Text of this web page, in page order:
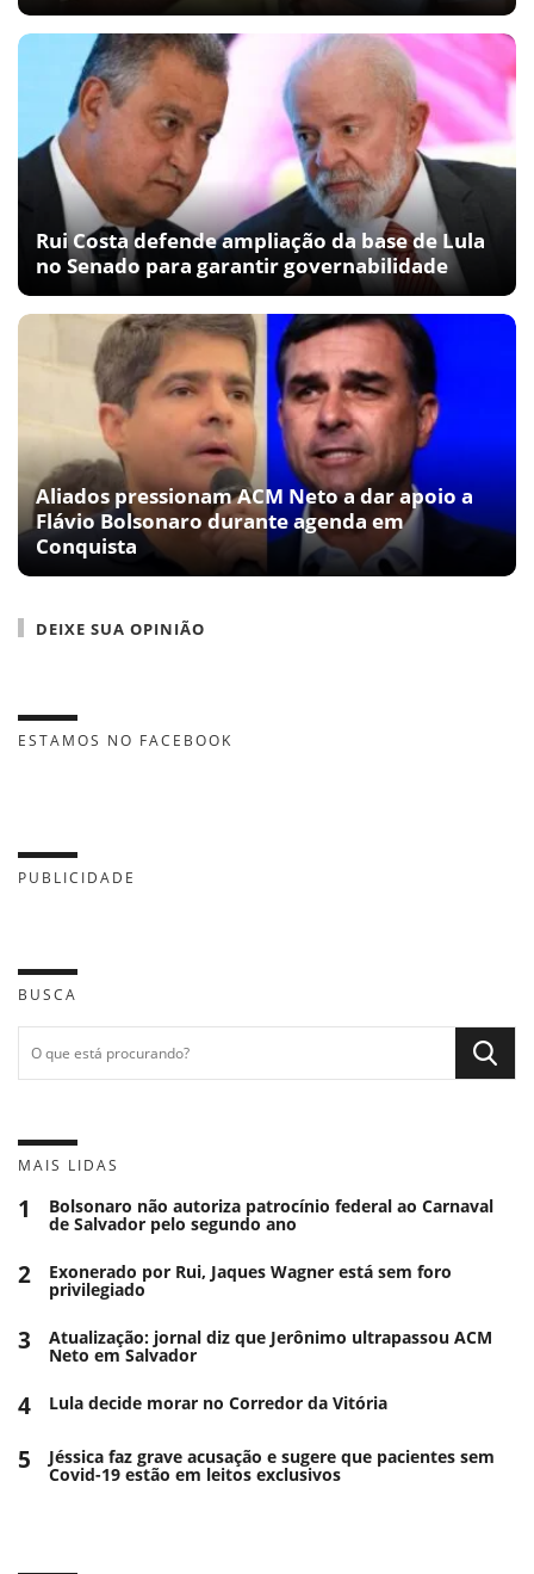
Rui Costa defende ampliação da base de Lula
no Senado para garantir governabilidade
Aliados pressionam ACM Neto a dar apoio a
Flávio Bolsonaro durante agenda em
Conquista
DEIXE SUA OPINIÃO
ESTAMOS NO FACEBOOK
PUBLICIDADE
BUSCA
MAIS LIDAS
1 Bolsonaro não autoriza patrocínio federal ao Carnaval
de Salvador pelo segundo ano
2 Exonerado por Rui, Jaques Wagner está sem foro
privilegiado
3 Atualização: jornal diz que Jerônimo ultrapassou ACM
Neto em Salvador
4 Lula decide morar no Corredor da Vitória
5 Jéssica faz grave acusação e sugere que pacientes sem
Covid-19 estão em leitos exclusivos